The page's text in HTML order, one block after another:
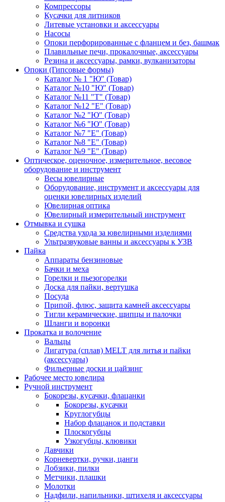
Компрессоры
Кусачки для литников
Литевые установки и аксессуары
Насосы
Опоки перфорированные с фланцем и без, башмак
Плавильные печи, прокалочные, аксессуары
Резина и аксессуары, рамки, вулканизаторы
Опоки (Гипсовые формы)
Каталог № 1 "Ю" (Товар)
Каталог №10 "Ю" (Товар)
Каталог №11 "Т" (Товар)
Каталог №12 "Е" (Товар)
Каталог №2 "Ю" (Товар)
Каталог №6 "Ю" (Товар)
Каталог №7 "Е" (Товар)
Каталог №8 "Е" (Товар)
Каталог №9 "Е" (Товар)
Оптическое, оценочное, измерительное, весовое
оборудование и инструмент
Весы ювелирные
Оборудование, инструмент и аксессуары для
оценки ювелирных изделий
Ювелирная оптика
Ювелирный измерительный инструмент
Отмывка и сушка
Средства ухода за ювелирными изделиями
Ультразвуковые ванны и аксессуары к УЗВ
Пайка
Аппараты бензиновые
Бачки и меха
Горелки и пьезогорелки
Доска для пайки, вертушка
Посуда
Припой, флюс, защита камней аксессуары
Тигли керамические, щипцы и палочки
Шланги и воронки
Прокатка и волочение
Вальцы
Лигатура (сплав) MELT для литья и пайки
(аксессуары)
Фильерные доски и цайзинг
Рабочее место ювелира
Ручной инструмент
Бокорезы, кусачки, флацанки
Бокорезы, кусачки
Круглогубцы
Набор флацанок и подставки
Плоскогубцы
Узкогубцы, клювики
Давчики
Корневертки, ручки, цанги
Лобзики, пилки
Метчики, плашки
Молотки
Надфили, напильники, штихеля и аксессуары